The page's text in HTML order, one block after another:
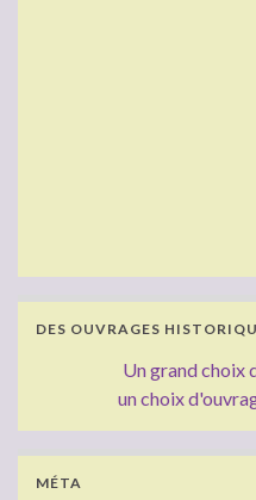
DES OUVRAGES
Un grand choix
un choix
MÉTA